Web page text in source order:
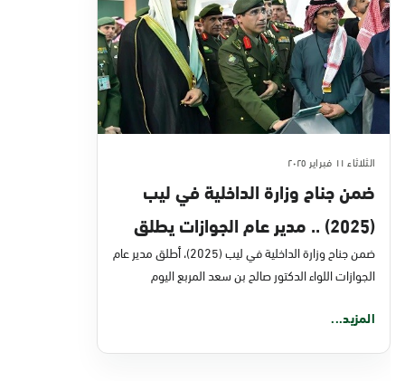
الثلاثاء ١١ فبراير ٢٠٢٥
ضمن جناح وزارة الداخلية في ليب
(2025) .. مدير عام الجوازات يطلق
تحسينات لعدد من الخدمات الرقمية
ضمن جناح وزارة الداخلية في ليب (2025)، أطلق مدير عام
الجوازات اللواء الدكتور صالح بن سعد المربع اليوم
المزيد...